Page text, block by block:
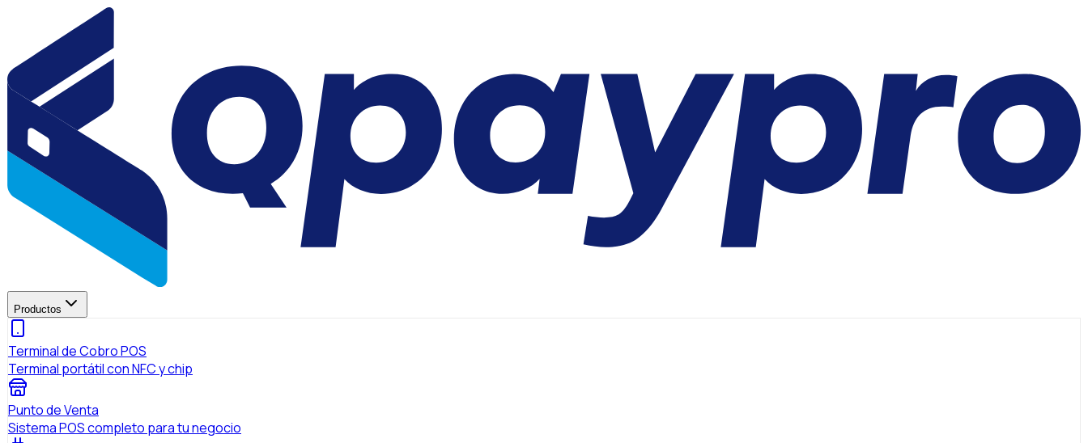
Productos
Terminal de Cobro POS
Terminal portátil con NFC y chip
Punto de Venta
Sistema POS completo para tu negocio